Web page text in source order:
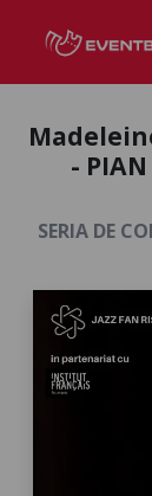
-
SERIA DE